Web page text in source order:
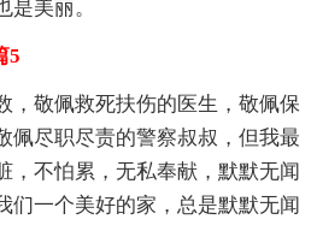
美丽。
5
敬佩救死扶伤的医生，敬佩保
佩尽职尽责的警察叔叔，但我最
，不怕累，无私奉献，默默无闻
们一个美好的家，总是默默无闻